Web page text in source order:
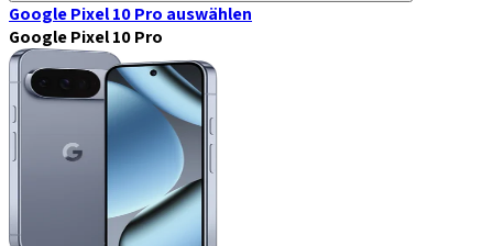
Google Pixel 10 Pro auswählen
Google Pixel 10 Pro